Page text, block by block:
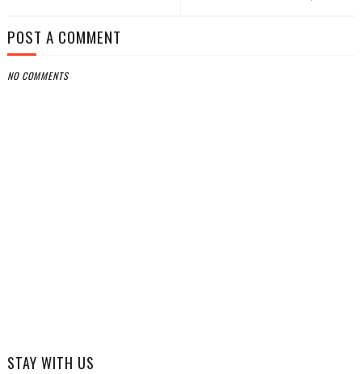
POST A COMMENT
NO COMMENTS
STAY WITH US